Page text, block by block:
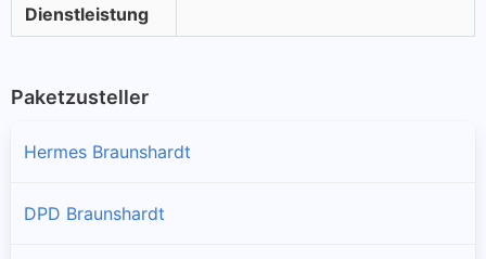
Dienstleistung
Paketzusteller
Hermes Braunshardt
DPD Braunshardt